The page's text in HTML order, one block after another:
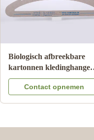
Biologisch afbreekbare
kartonnen kledinghanger
milieuvriendelijke
kartonnen hangers voor
Contact opnemen